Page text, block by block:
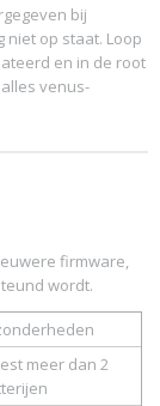
bij
op staat. Loop
en in de root
venus-
firmware,
wordt.
meer dan 2